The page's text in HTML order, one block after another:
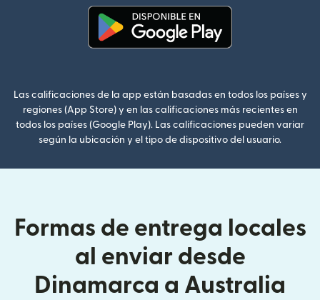
Las calificaciones de la app están basadas en todos los países y
regiones (App Store) y en las calificaciones más recientes en
todos los países (Google Play). Las calificaciones pueden variar
según la ubicación y el tipo de dispositivo del usuario.
Formas de entrega locales
al enviar desde
Dinamarca a Australia